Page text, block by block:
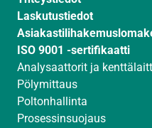
m
Laskutustiedot
ISO 9001 -sertifikaatti
Analysaattorit ja
Pölymittaus
Poltonhallinta
Prosessinsuojaus